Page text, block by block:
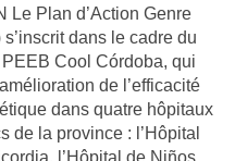
Le Plan d’Action Genre
s’inscrit dans le cadre du
Cool Córdoba, qui
de l’efficacité
dans quatre hôpitaux
de la province : l’Hôpital
l’Hôpital de Niños